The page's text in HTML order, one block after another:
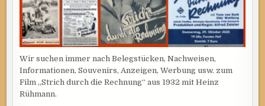
Wir suchen immer nach Belegstücken, Nachweisen,
Informationen, Souvenirs, Anzeigen, Werbung usw. zum
Film „Strich durch die Rechnung“ aus 1932 mit Heinz
Rühmann.